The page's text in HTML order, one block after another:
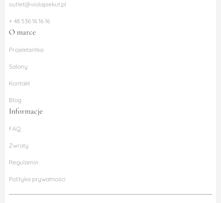
outlet@violapiekut.pl
+ 48 536 16 16 16
O marce
Projektantka
Salony
Kontakt
Blog
Informacje
FAQ
Zwroty
Regulamin
Polityka prywatności